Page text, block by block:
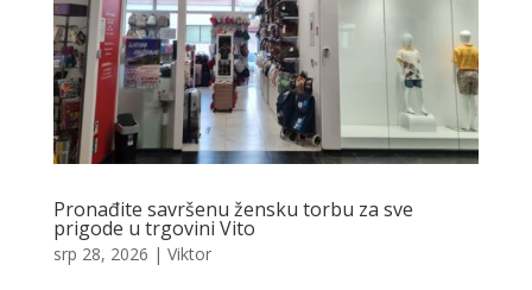
Pronađite savršenu žensku torbu za sve
prigode u trgovini Vito
srp 28, 2026 | Viktor